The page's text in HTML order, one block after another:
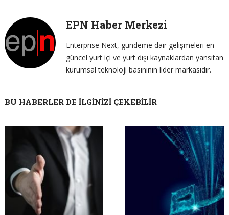
EPN Haber Merkezi
Enterprise Next, gündeme dair gelişmeleri en
güncel yurt içi ve yurt dışı kaynaklardan yansıtan
kurumsal teknoloji basınının lider markasıdır.
BU HABERLER DE İLGINIZI ÇEKEBILIR